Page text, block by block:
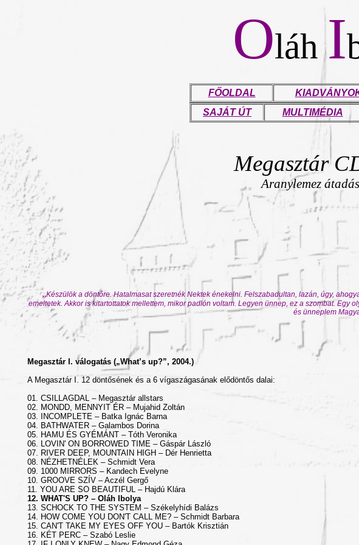
OláhI
FŐOLDAL
SAJÁT ÚT
MULTIMÉDIA
Megasztár
Aranylemez
„Készülök a döntőre. Hatalmasat szeretnék Nektek énekelni. Felszabadultan, lazán, úgy,
emeltetek. Akkor is kitartottatok mellettem, mikor padlón voltam. Legyen ünnep, ez a szombat.
és ünneplem
Megasztár I. válogatás („What’s up?”, 2004.)
A Megasztár I. 12 döntősének és a 6 vígaszágasának elődöntős dalai:
01. CSILLAGDAL – Megasztár allstars
02. MONDD, MENNYIT ÉR – Mujahid Zoltán
03. INCOMPLETE – Batka Ignác Barna
04. BATHWATER – Galambos Dorina
05. HAMU ÉS GYÉMÁNT – Tóth Veronika
06. LOVIN' ON BORROWED TIME – Gáspár László
07. RIVER DEEP, MOUNTAIN HIGH – Dér Henrietta
08. NÉZHETNÉLEK – Schmidt Vera
09. 1000 MIRRORS – Kandech Evelyne
10. GROOVE SZÍV – Aczél Gergő
11. YOU ARE SO BEAUTIFUL – Hajdú Klára
12. WHAT'S UP? – Oláh Ibolya
13. SCHOCK TO THE SYSTEM – Székelyhídi Balázs
14. HOW COME YOU DON'T CALL ME? – Schmidt Barbara
15. CAN'T TAKE MY EYES OFF YOU – Bartók Krisztián
16. KÉT PERC – Szabó Leslie